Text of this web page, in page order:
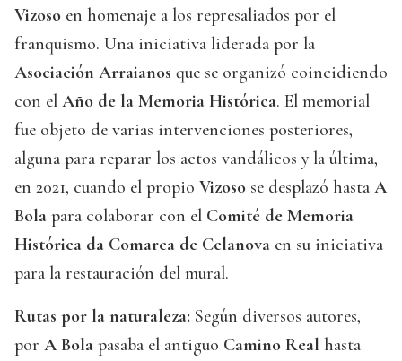
Vizoso en homenaje a los represaliados por el
franquismo. Una iniciativa liderada por la
Asociación Arraianos que se organizó coincidiendo
con el Año de la Memoria Histórica. El memorial
fue objeto de varias intervenciones posteriores,
alguna para reparar los actos vandálicos y la última,
en 2021, cuando el propio Vizoso se desplazó hasta A
Bola para colaborar con el Comité de Memoria
Histórica da Comarca de Celanova en su iniciativa
para la restauración del mural.
Rutas por la naturaleza: Según diversos autores,
por A Bola pasaba el antiguo Camino Real hasta